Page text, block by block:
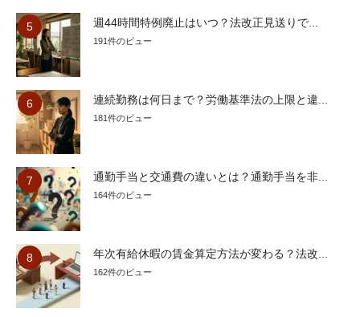
週44時間特例廃止はいつ？法改正見送りで...
191件のビュー
連続勤務は何日まで？労働基準法の上限と違...
181件のビュー
通勤手当と交通費の違いとは？通勤手当を非...
164件のビュー
年次有給休暇の賃金算定方法が変わる？法改...
162件のビュー